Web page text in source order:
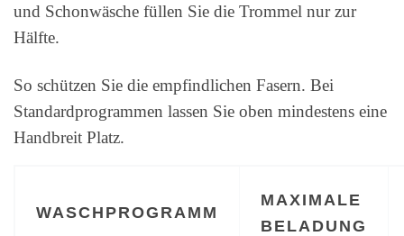
und Schonwäsche füllen Sie die Trommel nur zur
Hälfte.
So schützen Sie die empfindlichen Fasern. Bei
Standardprogrammen lassen Sie oben mindestens eine
Handbreit Platz.
WASCHPROGRAMM
MAXIMALE
BELADUNG